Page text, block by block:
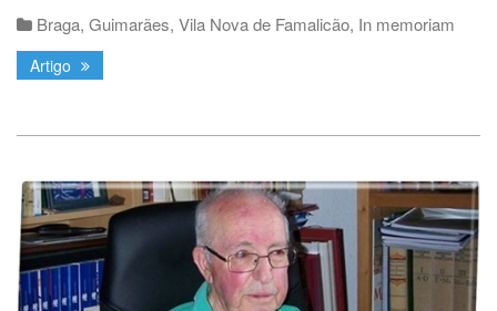
Braga, Guimarães, Vila Nova de Famalicão, In memoriam
Artigo